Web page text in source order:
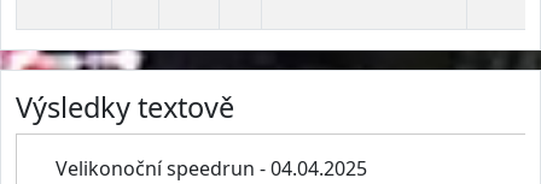
Výsledky textově
Velikonoční speedrun - 04.04.2025